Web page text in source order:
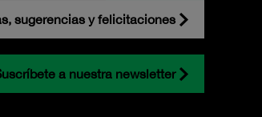
sugerencias y felicitaciones
a nuestra newsletter